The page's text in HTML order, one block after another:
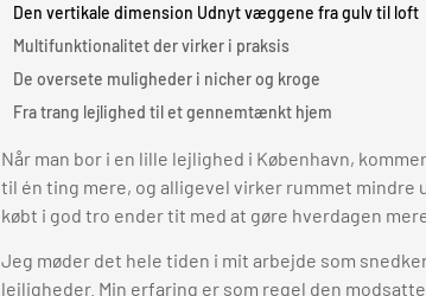
Den vertikale dimension Udnyt væggene fra gulv til loft
Multifunktionalitet der virker i praksis
De oversete muligheder i nicher og kroge
Fra trang lejlighed til et gennemtænkt hjem
Når man bor i en lille lejlighed i København,
til én ting mere, og alligevel virker rummet mindre
købt i god tro ender tit med at gøre hverdagen
Jeg møder det hele tiden i mit arbejde som
lejligheder. Min erfaring er som regel den